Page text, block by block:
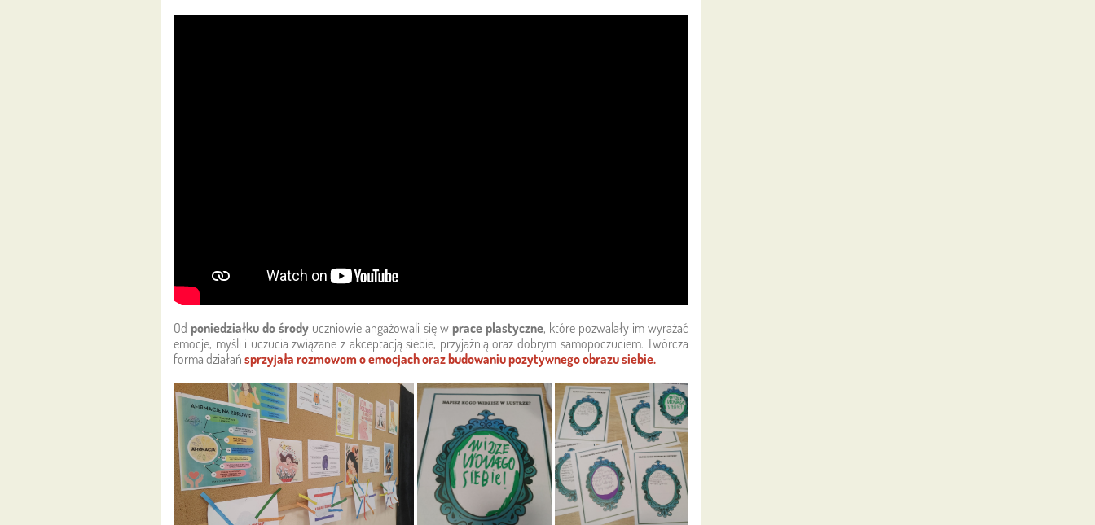
Odponiedziałku do środy uczniowie angażowali się w prace plastyczne, które pozwalały im wyrażać
emocje, myśli i uczucia związane z akceptacją siebie, przyjaźnią oraz dobrym samopoczuciem. Twórcza
forma działań sprzyjała rozmowom o emocjach oraz budowaniu pozytywnego obrazu siebie.